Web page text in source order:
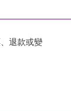
退款或變